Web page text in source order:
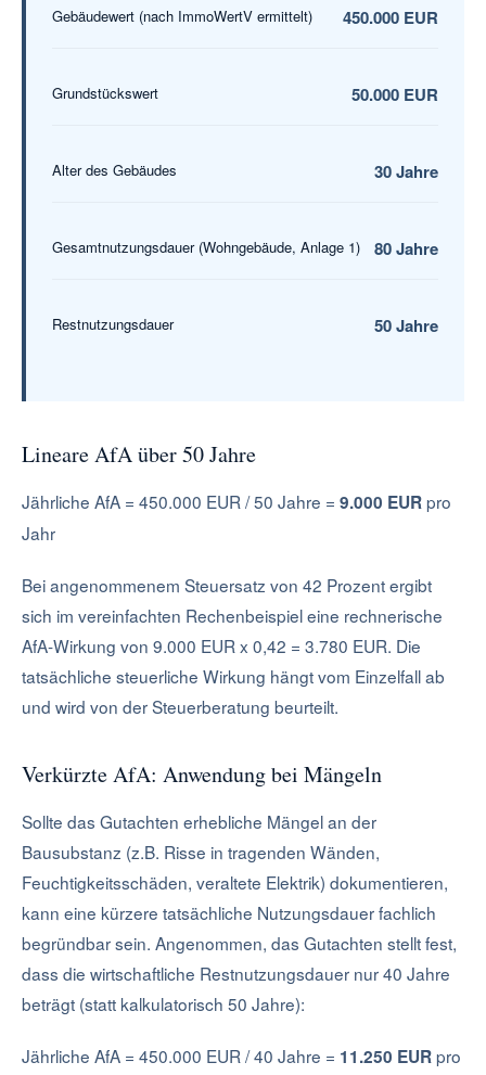
Gebäudewert (nach ImmoWertV ermittelt) 450.000 EUR
Grundstückswert 50.000 EUR
Alter des Gebäudes 30 Jahre
Gesamtnutzungsdauer (Wohngebäude, Anlage 1) 80 Jahre
Restnutzungsdauer 50 Jahre
Lineare AfA über 50 Jahre
Jährliche AfA = 450.000 EUR / 50 Jahre = 9.000 EURpro
Jahr
Bei angenommenem Steuersatz von 42 Prozent ergibt
sich im vereinfachten Rechenbeispiel eine rechnerische
AfA-Wirkung von 9.000 EUR x 0,42 = 3.780 EUR. Die
tatsächliche steuerliche Wirkung hängt vom Einzelfall ab
und wird von der Steuerberatung beurteilt.
Verkürzte AfA: Anwendung bei Mängeln
Sollte das Gutachten erhebliche Mängel an der
Bausubstanz (z.B. Risse in tragenden Wänden,
Feuchtigkeitsschäden, veraltete Elektrik) dokumentieren,
kann eine kürzere tatsächliche Nutzungsdauer fachlich
begründbar sein. Angenommen, das Gutachten stellt fest,
dass die wirtschaftliche Restnutzungsdauer nur 40 Jahre
beträgt (statt kalkulatorisch 50 Jahre):
Jährliche AfA = 450.000 EUR / 40 Jahre = 11.250 EURpro